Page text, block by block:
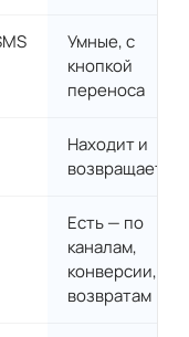
Умные, с
кнопкой
переноса
Находит и
возвращает
Есть — по
каналам,
конверсии,
возвратам